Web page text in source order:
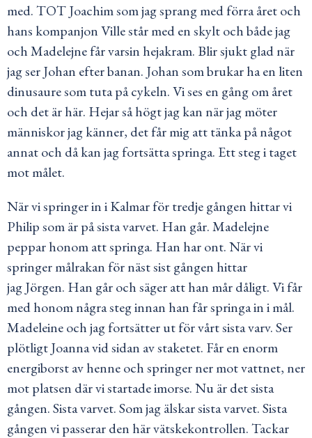
med. TOT Joachim som jag sprang med förra året och
hans kompanjon Ville står med en skylt och både jag
och Madelejne får varsin hejakram. Blir sjukt glad när
jag ser Johan efter banan. Johan som brukar ha en liten
dinusaure som tuta på cykeln. Vi ses en gång om året
och det är här. Hejar så högt jag kan när jag möter
människor jag känner, det får mig att tänka på något
annat och då kan jag fortsätta springa. Ett steg i taget
mot målet.
När vi springer in i Kalmar för tredje gången hittar vi
Philip som är på sista varvet. Han går. Madelejne
peppar honom att springa. Han har ont. När vi
springer målrakan för näst sist gången hittar
jag Jörgen. Han går och säger att han mår dåligt. Vi får
med honom några steg innan han får springa in i mål.
Madeleine och jag fortsätter ut för vårt sista varv. Ser
plötligt Joanna vid sidan av staketet. Får en enorm
energiborst av henne och springer ner mot vattnet, ner
mot platsen där vi startade imorse. Nu är det sista
gången. Sista varvet. Som jag älskar sista varvet. Sista
gången vi passerar den här vätskekontrollen. Tackar